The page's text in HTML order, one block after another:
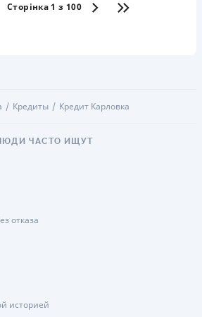
Сторінка 1 з 100
Кредиты Кредит Карловка
ЧАСТО ИЩУТ
отказа
историей